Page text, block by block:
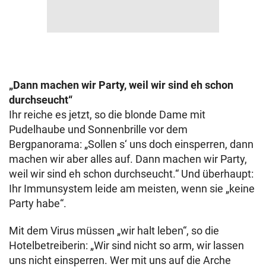
„Dann machen wir Party, weil wir sind eh schon
durchseucht“
Ihr reiche es jetzt, so die blonde Dame mit
Pudelhaube und Sonnenbrille vor dem
Bergpanorama: „Sollen s‘ uns doch einsperren, dann
machen wir aber alles auf. Dann machen wir Party,
weil wir sind eh schon durchseucht.“ Und überhaupt:
Ihr Immunsystem leide am meisten, wenn sie „keine
Party habe“.
Mit dem Virus müssen „wir halt leben“, so die
Hotelbetreiberin: „Wir sind nicht so arm, wir lassen
uns nicht einsperren. Wer mit uns auf die Arche